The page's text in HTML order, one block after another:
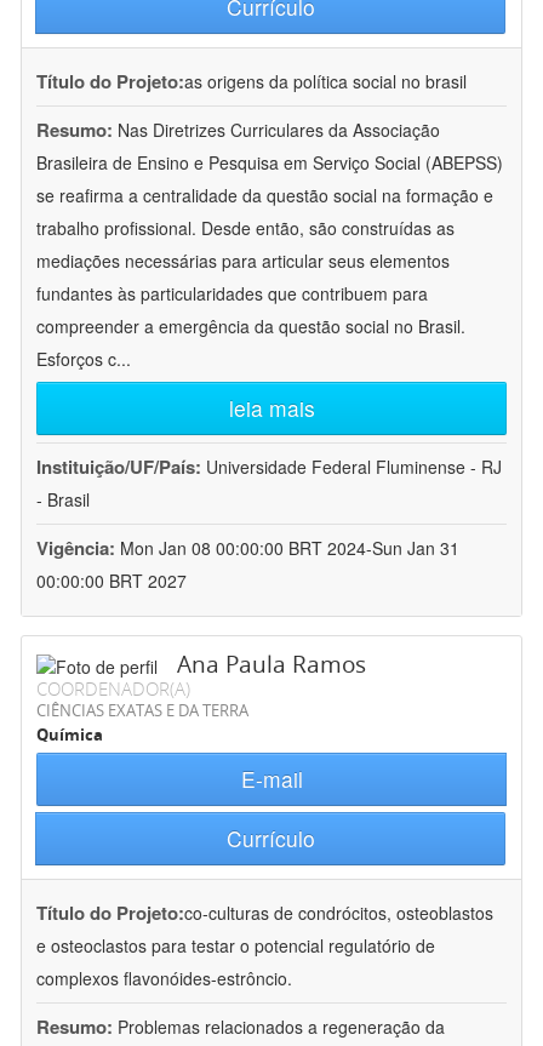
Currículo
Título do Projeto:as origens da política social no brasil
Resumo: Nas Diretrizes Curriculares da Associação
Brasileira de Ensino e Pesquisa em Serviço Social (ABEPSS)
se reafirma a centralidade da questão social na formação e
trabalho profissional. Desde então, são construídas as
mediações necessárias para articular seus elementos
fundantes às particularidades que contribuem para
compreender a emergência da questão social no Brasil.
Esforços c...
leia mais
Instituição/UF/País: Universidade Federal Fluminense - RJ
- Brasil
Vigência: Mon Jan 08 00:00:00 BRT 2024-Sun Jan 31
00:00:00 BRT 2027
Ana Paula Ramos
COORDENADOR(A)
CIÊNCIAS EXATAS E DA TERRA
Química
E-mail
Currículo
Título do Projeto:co-culturas de condrócitos, osteoblastos
e osteoclastos para testar o potencial regulatório de
complexos flavonóides-estrôncio.
Resumo: Problemas relacionados a regeneração da